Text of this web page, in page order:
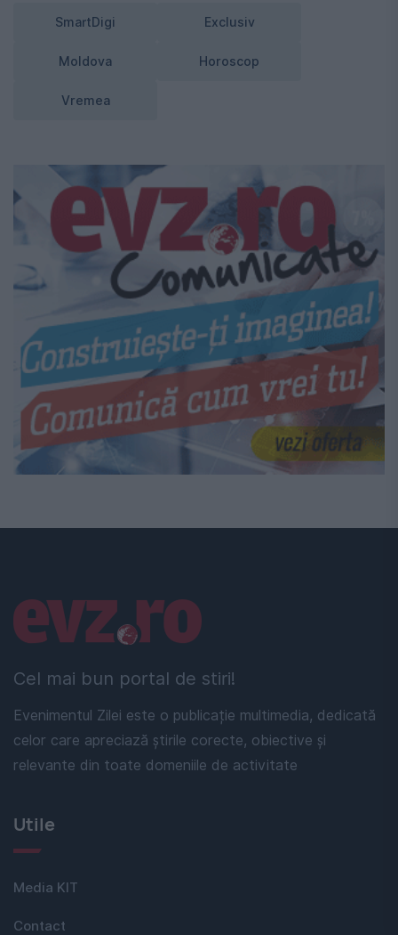
SmartDigi Exclusiv
Moldova Horoscop
Vremea
Cel mai bun portal de stiri!
Evenimentul Zilei este o publicație multimedia, dedicată
celor care apreciază știrile corecte, obiective și
relevante din toate domeniile de activitate
Linkuri utile
Utile
Media KIT
Contact